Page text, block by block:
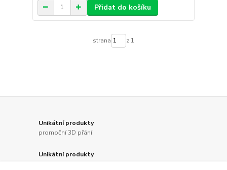
Přidat do košíku
strana z 1
Unikátní produkty
promoční 3D přání
Unikátní produkty